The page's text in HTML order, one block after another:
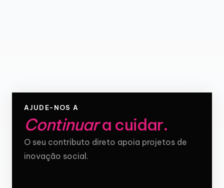
AJUDE-NOS A
Continuara cuidar.
O seu contributo direto apoia projetos de
inovação social.